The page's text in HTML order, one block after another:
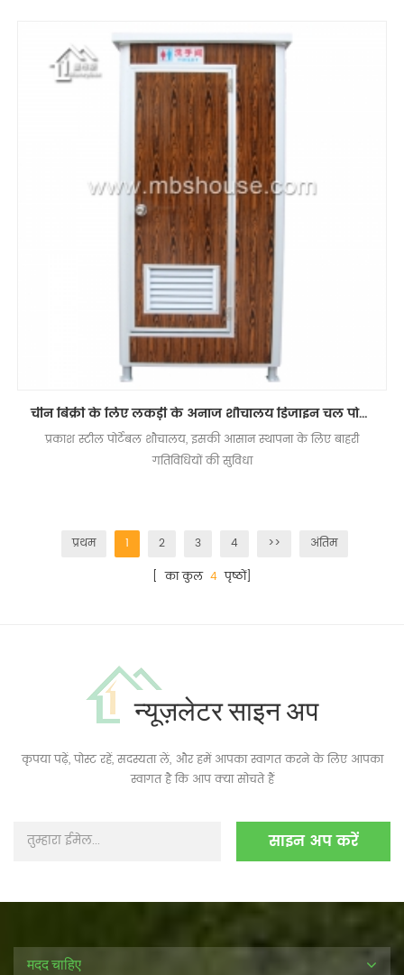
चीन बिक्री के लिए लकड़ी के अनाज शौचालय डिजाइन चल पोर्टेबल शौचालय बनाती है
प्रकाश स्टील पोर्टेबल शौचालय, इसकी आसान स्थापना के लिए बाहरी
गतिविधियों की सुविधा
प्रथम 1 2 3 4 >>
अंतिम
[ का कुल 4 पृष्ठों]
न्यूज़लेटर साइन अप
कृपया पढ़ें, पोस्ट रहें, सदस्यता लें, और हमें आपका स्वागत करने के लिए आपका
स्वागत है कि आप क्या सोचते हैं
मदद चाहिए